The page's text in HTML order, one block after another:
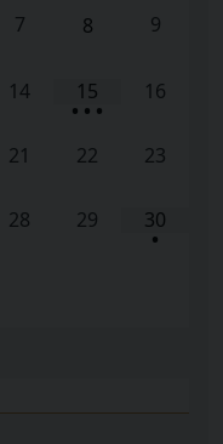
7 8 9
14 15
• • •
16
21 22 23
28 29 30
•